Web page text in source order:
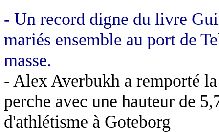
- Un record digne du livre
mariés ensemble au port de
masse.
- Alex Averbukh a remporté
perche avec une hauteur de
d'athlétisme à Goteborg